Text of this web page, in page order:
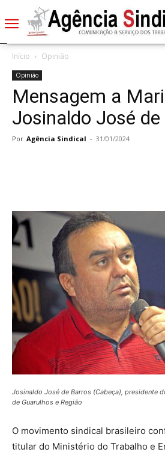
Início Opinião
Opinião
Mensagem a
Josinaldo José
Por Agência Sindical - 31/01/2024
Josinaldo José de Barros (Cabeça), presidente
de Guarulhos e Região
O movimento sindical brasileiro
titular do Ministério do Trabalho e